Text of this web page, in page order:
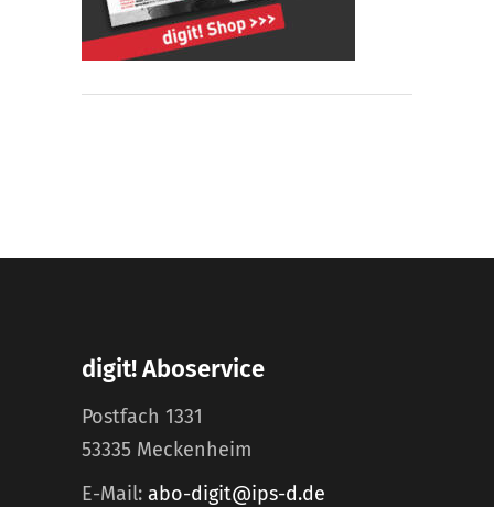
digit! Aboservice
Postfach 1331
53335 Meckenheim
E-Mail: abo-digit@ips-d.de